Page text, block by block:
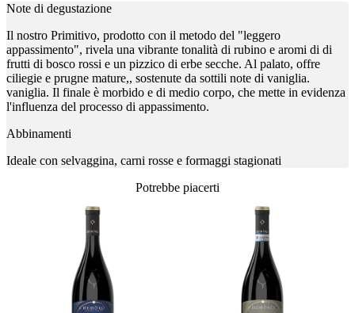
Note di degustazione
Il nostro Primitivo, prodotto con il metodo del "leggero
appassimento", rivela una vibrante tonalità di rubino e aromi di di
frutti di bosco rossi e un pizzico di erbe secche. Al palato, offre
ciliegie e prugne mature,, sostenute da sottili note di vaniglia.
vaniglia. Il finale è morbido e di medio corpo, che mette in evidenza
l'influenza del processo di appassimento.
Abbinamenti
Ideale con selvaggina, carni rosse e formaggi stagionati
Potrebbe piacerti